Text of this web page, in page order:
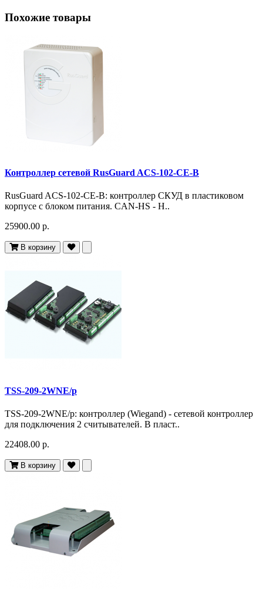
Похожие товары
Контроллер сетевой RusGuard ACS-102-CE-B
RusGuard ACS-102-CE-B: контроллер СКУД в пластиковом
корпусе с блоком питания. CAN-HS - H..
25900.00 р.
В корзину
TSS-209-2WNE/p
TSS-209-2WNE/p: контроллер (Wiegand) - сетевой контроллер
для подключения 2 cчитывателей. В пласт..
22408.00 р.
В корзину